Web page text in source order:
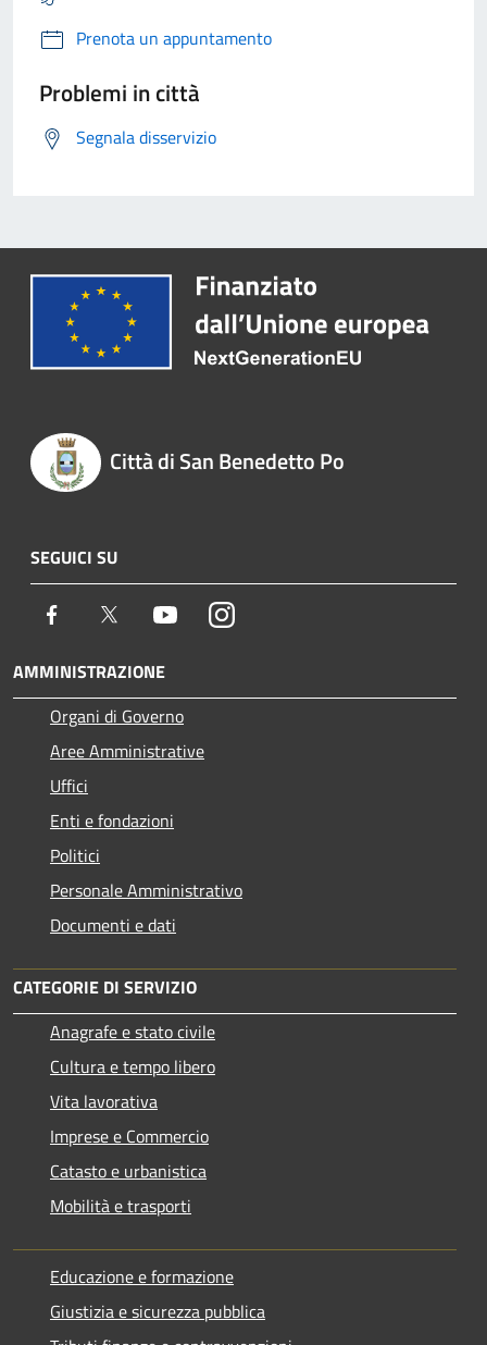
Prenota un appuntamento
Problemi in città
Segnala disservizio
Città di San Benedetto Po
SEGUICI SU
Facebook Twitter YoutubeInstagram
AMMINISTRAZIONE
Organi di Governo
Aree Amministrative
Uffici
Enti e fondazioni
Politici
Personale Amministrativo
Documenti e dati
CATEGORIE DI SERVIZIO
Anagrafe e stato civile
Cultura e tempo libero
Vita lavorativa
Imprese e Commercio
Catasto e urbanistica
Mobilità e trasporti
Educazione e formazione
Giustizia e sicurezza pubblica